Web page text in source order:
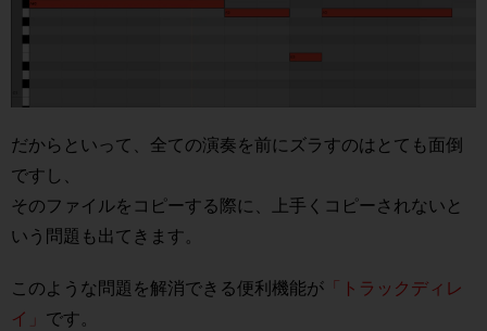
だからといって、全ての演奏を前にズラすのはとても面倒
ですし、
そのファイルをコピーする際に、上手くコピーされないと
いう問題も出てきます。
このような問題を解消できる便利機能が 「トラックディレ
イ」 です。